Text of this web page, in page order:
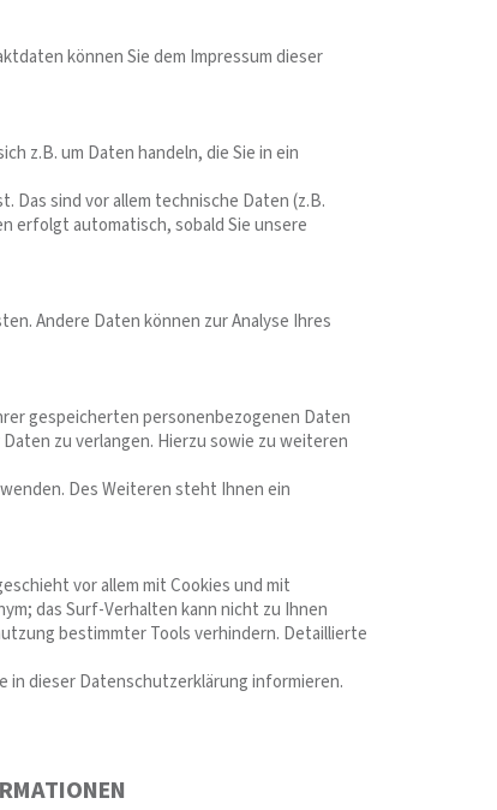
können Sie dem Impressum dieser
z.B. um Daten handeln, die Sie in ein
Das sind vor allem technische Daten (z.B.
erfolgt automatisch, sobald Sie unsere
Andere Daten können zur Analyse Ihres
gespeicherten personenbezogenen Daten
zu verlangen. Hierzu sowie zu weiteren
Des Weiteren steht Ihnen ein
vor allem mit Cookies und mit
das Surf-Verhalten kann nicht zu Ihnen
bestimmter Tools verhindern. Detaillierte
in dieser Datenschutzerklärung informieren.